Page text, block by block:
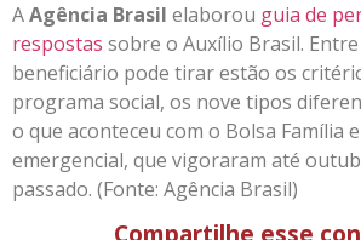
AAgência Brasil elaborou guia de
respostas sobre o Auxílio Brasil.
beneficiário pode tirar estão os
programa social, os nove tipos
o que aconteceu com o Bolsa Família
emergencial, que vigoraram até
passado. (Fonte: Agência Brasil)
Compartilhe esse